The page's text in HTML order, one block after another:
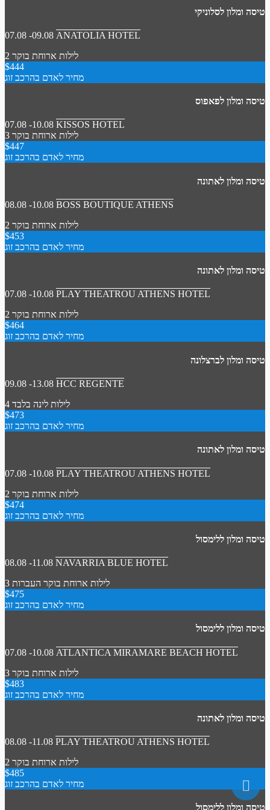
טיסה ומלון לסלוניקי
07.08 -09.08 ANATOLIA HOTEL
2 לילות ארוחת בוקר
$444
מחיר לאדם בהרכב זוג
טיסה ומלון לפאפוס
07.08 -10.08 KISSOS HOTEL
3 לילות ארוחת בוקר
$447
מחיר לאדם בהרכב זוג
טיסה ומלון לאתונה
08.08 -10.08 BOSS BOUTIQUE ATHENS
2 לילות ארוחת בוקר
$453
מחיר לאדם בהרכב זוג
טיסה ומלון לאתונה
07.08 -10.08 PLAY THEATROU ATHENS HOTEL
2 לילות ארוחת בוקר
$464
מחיר לאדם בהרכב זוג
טיסה ומלון לברצלונה
09.08 -13.08 HCC REGENTE
4 לילות לינה בלבד
$473
מחיר לאדם בהרכב זוג
טיסה ומלון לאתונה
07.08 -10.08 PLAY THEATROU ATHENS HOTEL
2 לילות ארוחת בוקר
$474
מחיר לאדם בהרכב זוג
טיסה ומלון ללימסול
08.08 -11.08 NAVARRIA BLUE HOTEL
3 לילות ארוחת בוקר העברות
$475
מחיר לאדם בהרכב זוג
טיסה ומלון ללימסול
07.08 -10.08 ATLANTICA MIRAMARE BEACH HOTEL
3 לילות ארוחת בוקר
$483
מחיר לאדם בהרכב זוג
טיסה ומלון לאתונה
08.08 -11.08 PLAY THEATROU ATHENS HOTEL
2 לילות ארוחת בוקר
$485
מחיר לאדם בהרכב זוג
טיסה ומלון ללימסול